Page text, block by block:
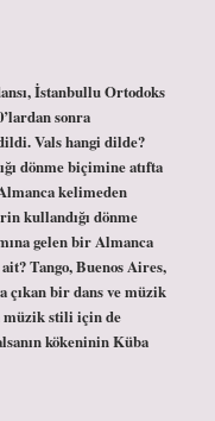
İstanbullu Ortodoks
sonra
Vals hangi dilde?
dönme biçimine atıfta
kelimeden
kullandığı dönme
gelen bir Almanca
Tango, Buenos Aires,
çıkan bir dans ve müzik
müzik stili için de
kökeninin Küba